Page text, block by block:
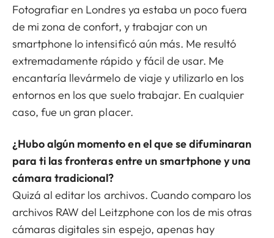
Fotografiar en Londres ya estaba un poco fuera
de mi zona de confort, y trabajar con un
smartphone lo intensificó aún más. Me resultó
extremadamente rápido y fácil de usar. Me
encantaría llevármelo de viaje y utilizarlo en los
entornos en los que suelo trabajar. En cualquier
caso, fue un gran placer.
¿Hubo algún momento en el que se difuminaran
para ti las fronteras entre un smartphone y una
cámara tradicional?
Quizá al editar los archivos. Cuando comparo los
archivos RAW del Leitzphone con los de mis otras
cámaras digitales sin espejo, apenas hay